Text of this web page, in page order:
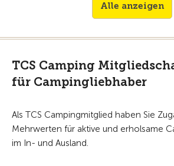
Alle anzeigen
TCS Camping
für Campingliebhaber
Als TCS Campingmitglied haben Sie
Mehrwerten für aktive und erholsame
im In- und Ausland.